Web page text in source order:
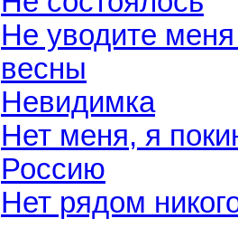
Не уводите
весны
Невидимка
Нет меня, я
Россию
Нет рядом